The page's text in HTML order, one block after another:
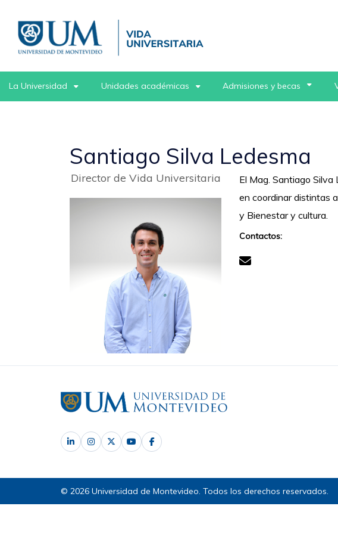
contenido
principal
La Universidad Unidades académicas Admisiones y becas
Santiago Silva Ledesma
Director de Vida Universitaria
El Mag. Santiago
en coordinar distintas
y Bienestar y cultura.
Contactos:
© 2026 Universidad de Montevideo. Todos los derechos reservados.